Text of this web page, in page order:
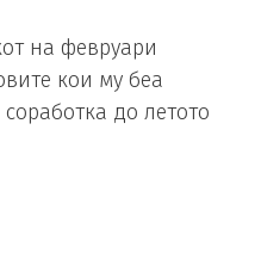
на февруари
кои му беа
до летото